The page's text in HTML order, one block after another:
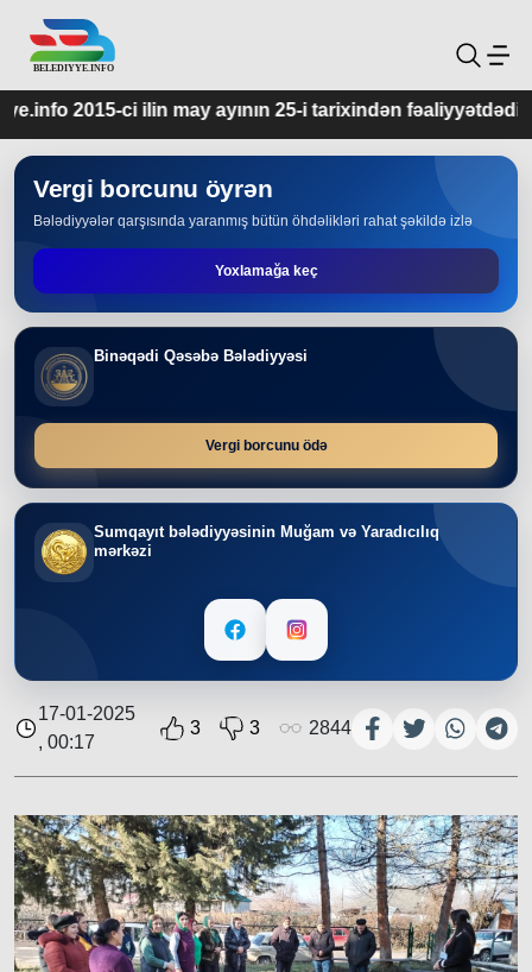
ayının 25-i tarixindən fəaliyyətdədir.
Vergi borcunu öyrən
Bələdiyyələr qarşısında yaranmış bütün öhdəlikləri rahat şəkildə izlə
Yoxlamağa keç
Binəqədi Qəsəbə Bələdiyyəsi
Vergi borcunu ödə
Sumqayıt bələdiyyəsinin Muğam və Yaradıcılıq
mərkəzi
17-01-2025
, 00:17
3 3 2844